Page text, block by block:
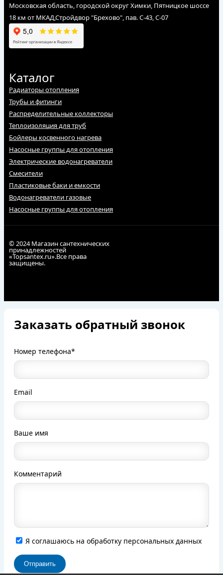
Московская область, городской округ Химки, Пятницкое шоссе
18 км от МКАД,Стройдвор "Брехово", пав. С-43, С-07
Каталог
Радиаторы отопления
Трубы и фитинги
Распределительные коллекторы
Теплоизоляция для труб
Бойлеры косвенного нагрева
Насосные группы для отопления
Электрические водонагреватели
Смесители
Пластиковые баки и емкости
Водонагреватели газовые
Насосные группы для отопления
© 2024 Магазин сантехнических
принадлежностей
«Topsantex.ru».Все права
защищены.
Заказать обратный звонок
Номер телефона*
Email
Ваше имя
Комментарий
Я соглашаюсь на обработку персональных данных